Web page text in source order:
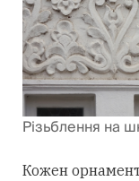
Різьблення на
Кожен